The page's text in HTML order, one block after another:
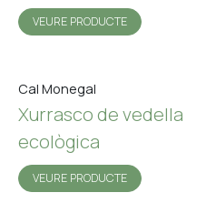
VEURE PRODUCTE
Cal Monegal
Xurrasco de vedella
ecològica
VEURE PRODUCTE